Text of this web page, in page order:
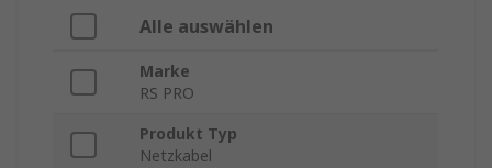
Alle auswählen
Marke
RS PRO
Produkt Typ
Netzkabel